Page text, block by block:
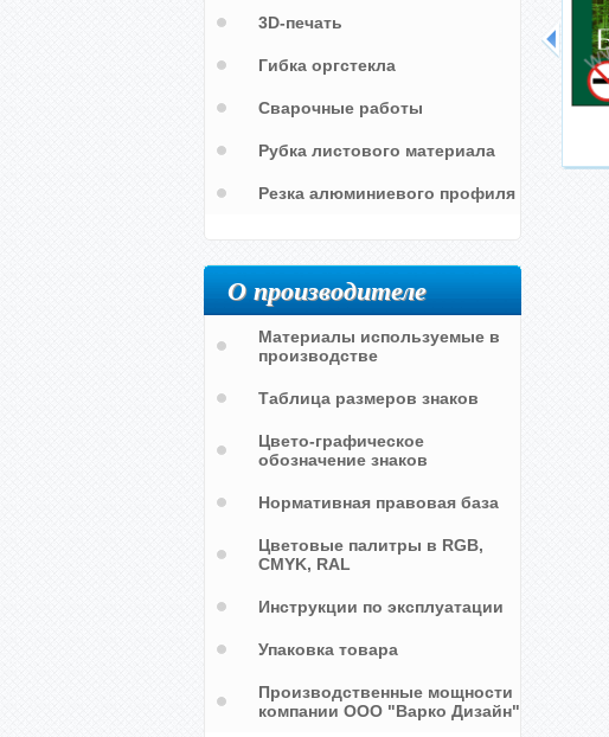
3D-печать
Гибка оргстекла
Сварочные работы
Рубка листового материала
Резка алюминиевого профиля
О производителе
Материалы используемые в
производстве
Таблица размеров знаков
Цвето-графическое
обозначение знаков
Нормативная правовая база
Цветовые палитры в RGB,
CMYK, RAL
Инструкции по эксплуатации
Упаковка товара
Производственные мощности
компании ООО "Варко Дизайн"